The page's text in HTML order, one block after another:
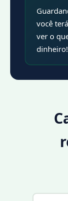
você terá
ver o
dinheiro!